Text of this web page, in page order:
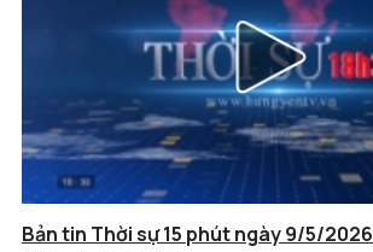
Bản tin Thời sự 15 phút ngày 9/5/2026